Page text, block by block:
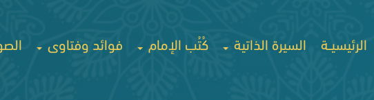
الرئيسيــة السيرة الذاتية كُتُب الإمام فوائد وفتاوى